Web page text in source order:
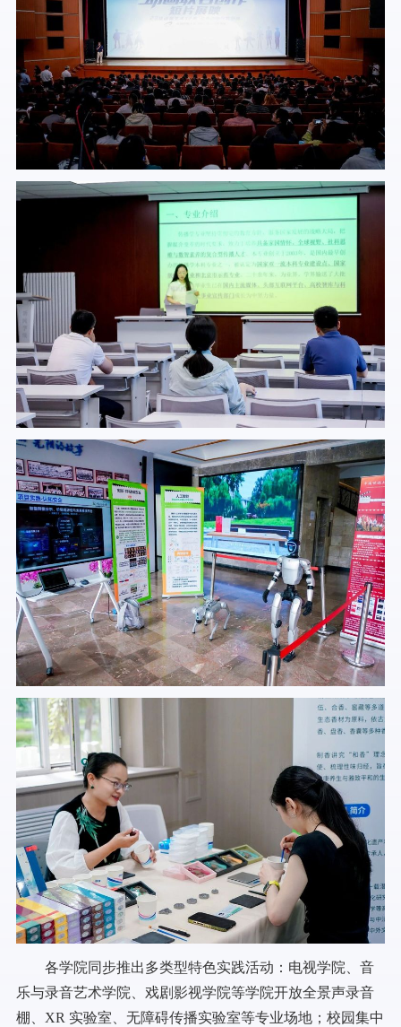
各学院同步推出多类型特色实践活动：电视学院、音
乐与录音艺术学院、戏剧影视学院等学院开放全景声录音
棚、XR 实验室、无障碍传播实验室等专业场地；校园集中